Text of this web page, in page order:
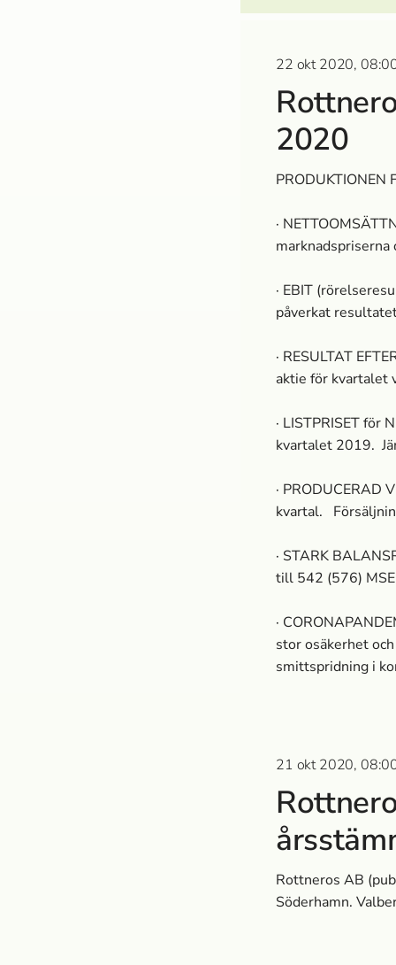
22 okt 2020,
2020
PRODUKTIONEN
·
· EBIT
påverkat
· RESULTAT
aktie för kvartalet
· LISTPRISET för
kvartalet 2019.
·
kvartal.
· STARK
till 542 (576)
·
stor osäkerhet
smittspridning i
21 okt 2020,
Rottneros AB
Söderhamn.